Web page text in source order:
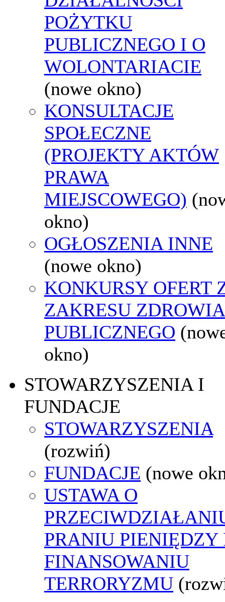
POŻYTKU
PUBLICZNEGO I O
WOLONTARIACIE
(nowe okno)
KONSULTACJE
SPOŁECZNE
(PROJEKTY AKTÓW
PRAWA
MIEJSCOWEGO)
okno)
OGŁOSZENIA INNE
(nowe okno)
KONKURSY OFERT
ZAKRESU ZDROWIA
PUBLICZNEGO
okno)
STOWARZYSZENIA I
FUNDACJE
STOWARZYSZENIA
(rozwiń)
FUNDACJE (nowe
USTAWA O
PRANIU PIENIĘDZY
FINANSOWANIU
TERRORYZMU